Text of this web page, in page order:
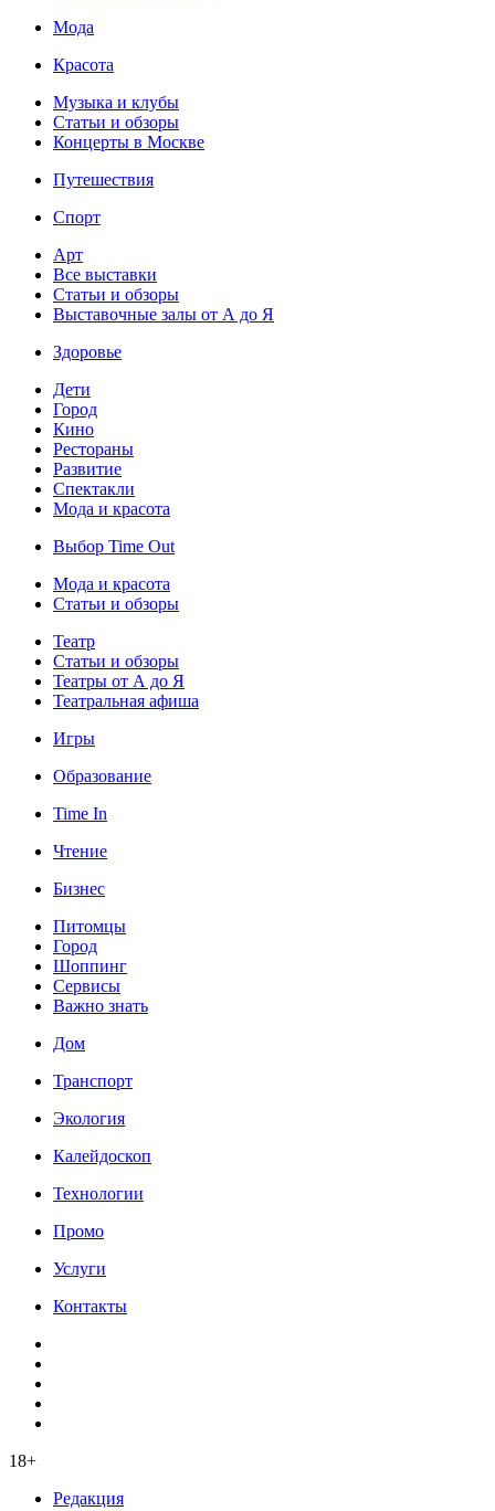
Мода
Красота
Музыка и клубы
Статьи и обзоры
Концерты в Москве
Путешествия
Спорт
Арт
Все выставки
Статьи и обзоры
Выставочные залы от А до Я
Здоровье
Дети
Город
Кино
Рестораны
Развитие
Спектакли
Мода и красота
Выбор Time Out
Мода и красота
Статьи и обзоры
Театр
Статьи и обзоры
Театры от А до Я
Театральная афиша
Игры
Образование
Time In
Чтение
Бизнес
Питомцы
Город
Шоппинг
Сервисы
Важно знать
Дом
Транспорт
Экология
Калейдоскоп
Технологии
Промо
Услуги
Контакты
18+
Редакция